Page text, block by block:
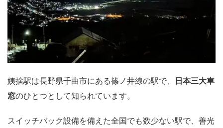
姨捨駅は長野県千曲市にある篠ノ井線の駅で、
日本三大車
窓のひとつとして知られています。
スイッチバック設備を備えた全国でも数少ない駅で、善光